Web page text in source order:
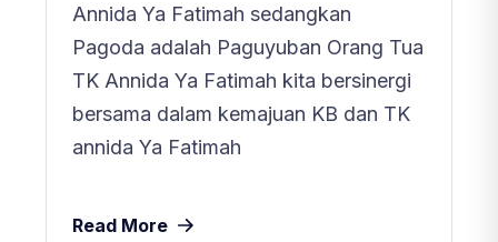
Annida Ya Fatimah sedangkan
Pagoda adalah Paguyuban Orang Tua
TK Annida Ya Fatimah kita bersinergi
bersama dalam kemajuan KB dan TK
annida Ya Fatimah
Read More